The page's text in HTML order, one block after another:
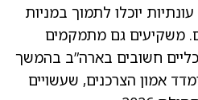
יוכלו לתמוך במניות
משקיעים גם מתמקמים
חשובים בארה”ב בהמשך
אמון הצרכנים, שעשויים